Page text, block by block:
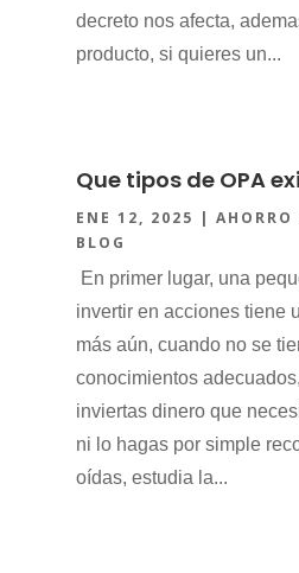
decreto nos afecta,
producto, si quieres un...
Que tipos de OPA
ENE 12, 2025 |
BLOG
En primer lugar, una
invertir en acciones tiene
más aún, cuando no se
conocimientos
inviertas dinero que
ni lo hagas por simple
oídas, estudia la...